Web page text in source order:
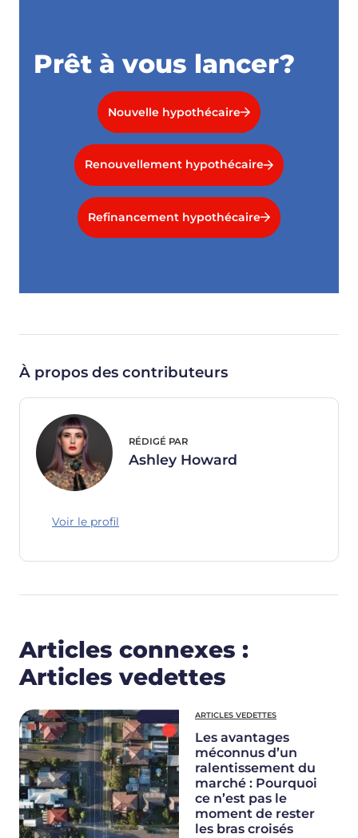
Prêt à vous lancer?
Nouvelle hypothécaire
Renouvellement hypothécaire
Refinancement hypothécaire
À propos des contributeurs
RÉDIGÉ PAR
Ashley Howard
Voir le profil
Articles connexes :
Articles vedettes
ARTICLES VEDETTES
Les avantages
méconnus d’un
ralentissement du
marché : Pourquoi
ce n’est pas le
moment de rester
les bras croisés